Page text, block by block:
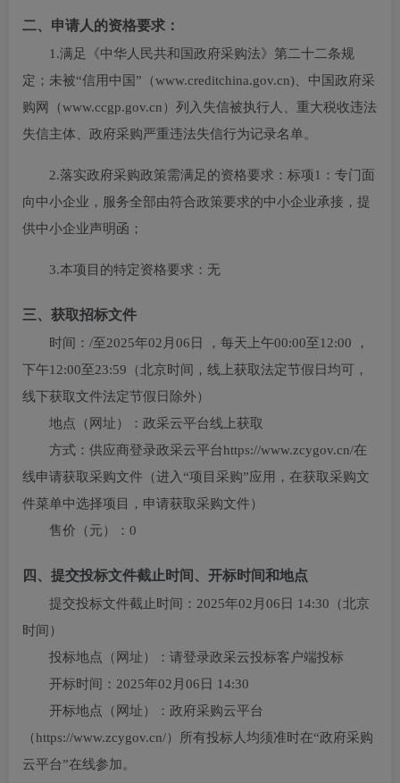
二、申请人的资格要求：
1.满足《中华人民共和国政府采购法》第二十二条规
定；未被“信用中国”（www.creditchina.gov.cn)、中国政府采
购网（www.ccgp.gov.cn）列入失信被执行人、重大税收违法
失信主体、政府采购严重违法失信行为记录名单。
2.落实政府采购政策需满足的资格要求： 标项1：专门面
向中小企业，服务全部由符合政策要求的中小企业承接，提
供中小企业声明函；
3.本项目的特定资格要求： 无
三、获取招标文件
时间： /至2025年02月06日 ，每天上午00:00至12:00 ，
下午12:00至23:59 （北京时间，线上获取法定节假日均可，
线下获取文件法定节假日除外）
地点（网址）： 政采云平台线上获取
方式： 供应商登录政采云平台https://www.zcygov.cn/在
线申请获取采购文件（进入“项目采购”应用，在获取采购文
件菜单中选择项目，申请获取采购文件）
售价（元）： 0
四、提交投标文件截止时间、开标时间和地点
提交投标文件截止时间： 2025年02月06日 14:30 （北京
时间）
投标地点（网址）： 请登录政采云投标客户端投标
开标时间： 2025年02月06日 14:30
开标地点（网址）： 政府采购云平台
（https://www.zcygov.cn/）所有投标人均须准时在“政府采购
云平台”在线参加。